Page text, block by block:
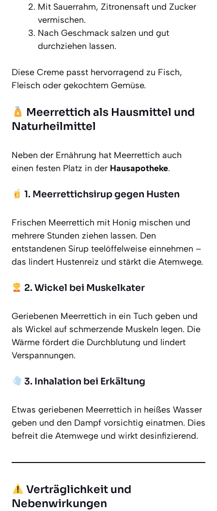
Mit Sauerrahm, Zitronensaft und Zucker
vermischen.
Nach Geschmack salzen und gut
durchziehen lassen.
Diese Creme passt hervorragend zu Fisch,
Fleisch oder gekochtem Gemüse.
Meerrettich als Hausmittel und
Naturheilmittel
Neben der Ernährung hat Meerrettich auch
einen festen Platz in der Hausapotheke.
1. Meerrettichsirup gegen Husten
Frischen Meerrettich mit Honig mischen und
mehrere Stunden ziehen lassen. Den
entstandenen Sirup teelöffelweise einnehmen –
das lindert Hustenreiz und stärkt die Atemwege.
2. Wickel bei Muskelkater
Geriebenen Meerrettich in ein Tuch geben und
als Wickel auf schmerzende Muskeln legen. Die
Wärme fördert die Durchblutung und lindert
Verspannungen.
3. Inhalation bei Erkältung
Etwas geriebenen Meerrettich in heißes Wasser
geben und den Dampf vorsichtig einatmen. Dies
befreit die Atemwege und wirkt desinfizierend.
Verträglichkeit und
Nebenwirkungen